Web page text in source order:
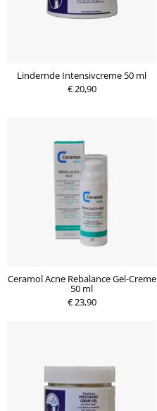
Lindernde Intensivcreme 50 ml
€ 20,90
Ceramol Acne Rebalance Gel-Creme
50 ml
€ 23,90